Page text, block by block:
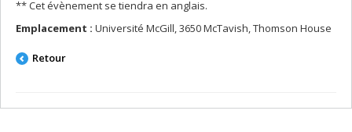
** Cet évènement se tiendra en anglais.
Emplacement : Université McGill, 3650 McTavish, Thomson House
Retour